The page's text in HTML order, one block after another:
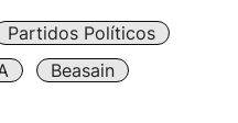
Partidos Políticos
Beasain